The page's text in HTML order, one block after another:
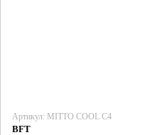
Артикул: MITTO COOL C4
BFT